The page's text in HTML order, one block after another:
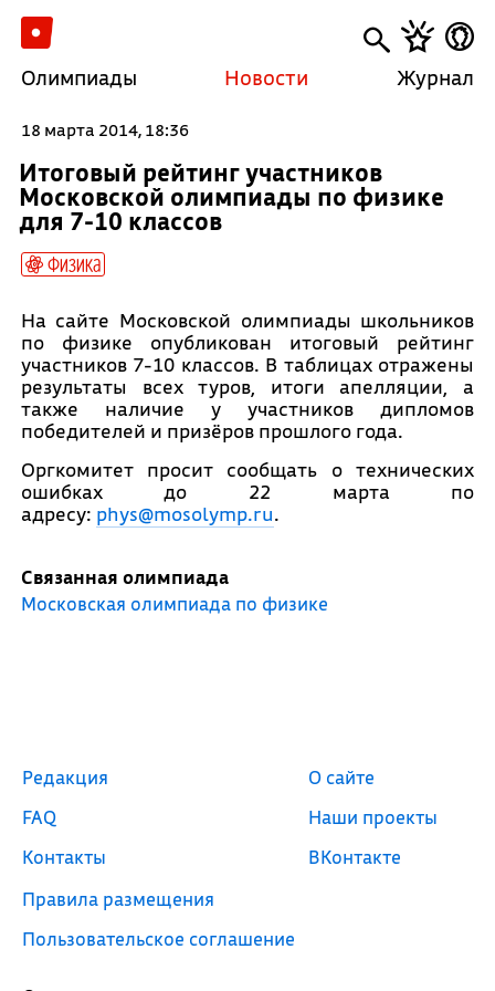
Олимпиады Новости Журнал
18 марта 2014, 18:36
Итоговый рейтинг участников
Московской олимпиады по физике
для 7-10 классов
Физика
На сайте Московской олимпиады школьников
по физике опубликован итоговый рейтинг
участников 7-10 классов. В таблицах отражены
результаты всех туров, итоги апелляции, а
также наличие у участников дипломов
победителей и призёров прошлого года.
Оргкомитет просит сообщать о технических
ошибках до 22 марта по
адресу: phys@mosolymp.ru.
Связанная олимпиада
Московская олимпиада по физике
Редакция
FAQ
Контакты
Правила размещения
Пользовательское соглашение
О сайте
Наши проекты
ВКонтакте